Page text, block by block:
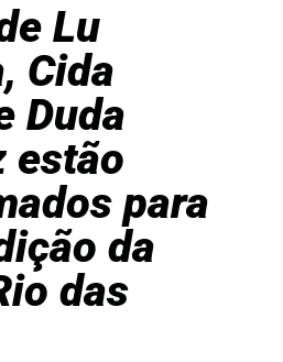
Lu
Cida
Duda
estão
para
da
das